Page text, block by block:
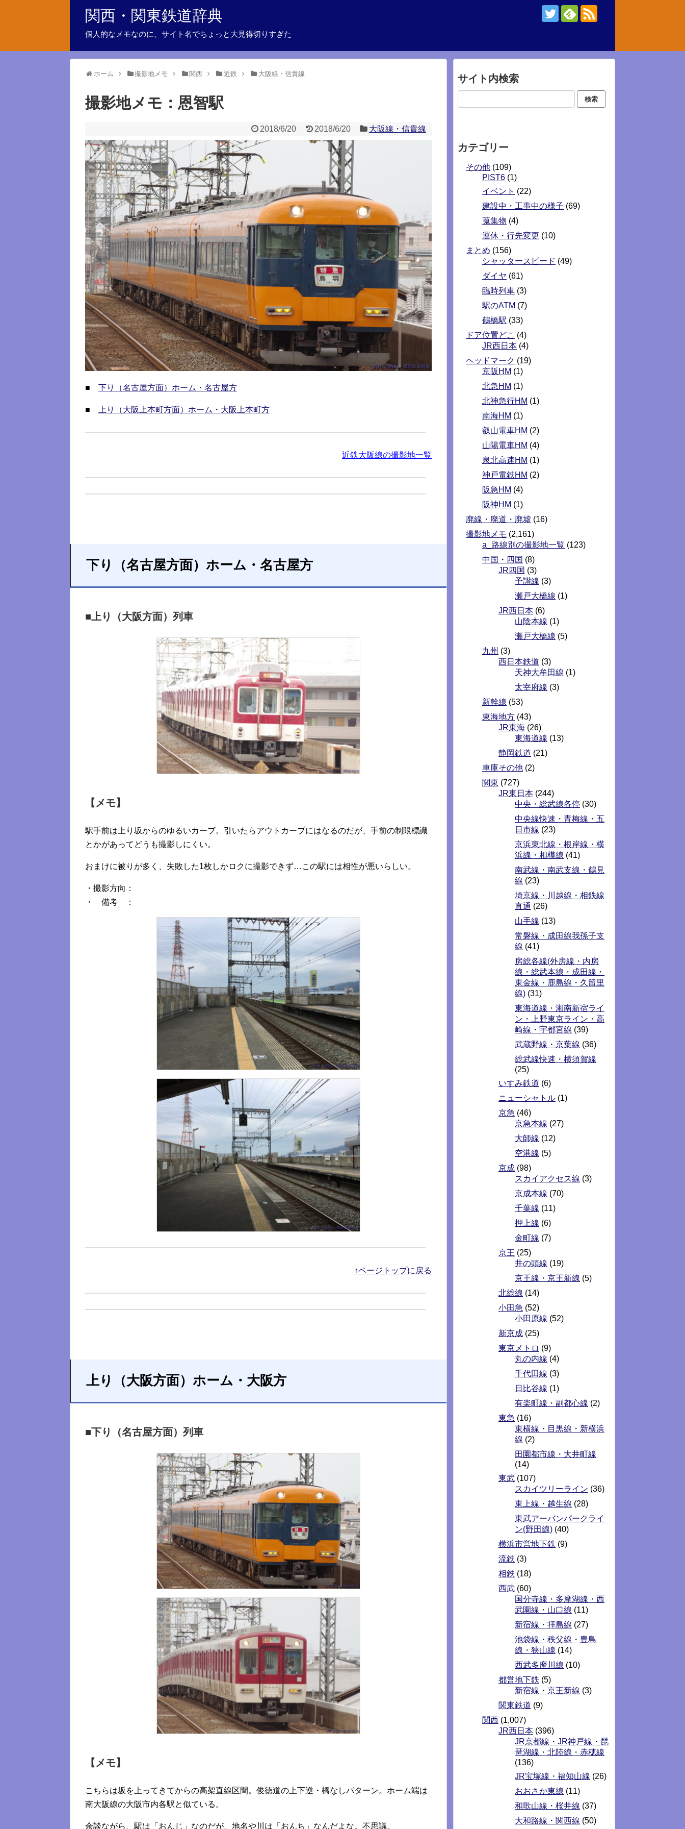
関西・関東鉄道辞典
個人的なメモなのに、サイト名でちょっと大見得切りすぎた
ホーム 撮影地メモ 関西 近鉄 大阪線・信貴線
撮影地メモ：恩智駅
2018/6/20 2018/6/20 大阪線・信貴線
■ 下り（名古屋方面）ホーム・名古屋方
■ 上り（大阪上本町方面）ホーム・大阪上本町方
近鉄大阪線の撮影地一覧
下り（名古屋方面）ホーム・名古屋方
■上り（大阪方面）列車
【メモ】
駅手前は上り坂からのゆるいカーブ。引いたらアウトカーブにはなるのだが、手前の制限標識
とかがあってどうも撮影しにくい。
おまけに被りが多く、失敗した1枚しかロクに撮影できず…この駅には相性が悪いらしい。
・撮影方向：
・ 備考 ：
↑ページトップに戻る
上り（大阪方面）ホーム・大阪方
■下り（名古屋方面）列車
【メモ】
こちらは坂を上ってきてからの高架直線区間。俊徳道の上下逆・橋なしパターン。ホーム端は
南大阪線の大阪市内各駅と似ている。
余談ながら、駅は「おんじ」なのだが、地名や川は「おんち」なんだよな。不思議。
サイト内検索
カテゴリー
その他 (109)
PIST6 (1)
イベント (22)
建設中・工事中の様子 (69)
蒐集物 (4)
運休・行先変更 (10)
まとめ (156)
シャッタースピード (49)
ダイヤ (61)
臨時列車 (3)
駅のATM (7)
鶴橋駅 (33)
ドア位置どこ (4)
JR西日本 (4)
ヘッドマーク (19)
京阪HM (1)
北急HM (1)
北神急行HM (1)
南海HM (1)
叡山電車HM (2)
山陽電車HM (4)
泉北高速HM (1)
神戸電鉄HM (2)
阪急HM (4)
阪神HM (1)
廃線・廃道・廃墟 (16)
撮影地メモ (2,161)
a_路線別の撮影地一覧 (123)
中国・四国 (8)
JR四国 (3)
予讃線 (3)
瀬戸大橋線 (1)
JR西日本 (6)
山陰本線 (1)
瀬戸大橋線 (5)
九州 (3)
西日本鉄道 (3)
天神大牟田線 (1)
太宰府線 (3)
新幹線 (53)
東海地方 (43)
JR東海 (26)
東海道線 (13)
静岡鉄道 (21)
車庫その他 (2)
関東 (727)
JR東日本 (244)
中央・総武線各停 (30)
中央線快速・青梅線・五
日市線 (23)
京浜東北線・根岸線・横
浜線・相模線 (41)
南武線・南武支線・鶴見
線 (23)
埼京線・川越線・相鉄線
直通 (26)
山手線 (13)
常磐線・成田線我孫子支
線 (41)
房総各線(外房線・内房
線・総武本線・成田線・
東金線・鹿島線・久留里
線) (31)
東海道線・湘南新宿ライ
ン・上野東京ライン・高
崎線・宇都宮線 (39)
武蔵野線・京葉線 (36)
総武線快速・横須賀線
(25)
いすみ鉄道 (6)
ニューシャトル (1)
京急 (46)
京急本線 (27)
大師線 (12)
空港線 (5)
京成 (98)
スカイアクセス線 (3)
京成本線 (70)
千葉線 (11)
押上線 (6)
金町線 (7)
京王 (25)
井の頭線 (19)
京王線・京王新線 (5)
北総線 (14)
小田急 (52)
小田原線 (52)
新京成 (25)
東京メトロ (9)
丸の内線 (4)
千代田線 (3)
日比谷線 (1)
有楽町線・副都心線 (2)
東急 (16)
東横線・目黒線・新横浜
線 (2)
田園都市線・大井町線
(14)
東武 (107)
スカイツリーライン (36)
東上線・越生線 (28)
東武アーバンパークライ
ン(野田線) (40)
横浜市営地下鉄 (9)
流鉄 (3)
相鉄 (18)
西武 (60)
国分寺線・多摩湖線・西
武園線・山口線 (11)
新宿線・拝島線 (27)
池袋線・秩父線・豊島
線・狭山線 (14)
西武多摩川線 (10)
都営地下鉄 (5)
新宿線・京王新線 (3)
関東鉄道 (9)
関西 (1,007)
JR西日本 (396)
JR京都線・JR神戸線・琵
琶湖線・北陸線・赤穂線
(136)
JR宝塚線・福知山線 (26)
おおさか東線 (11)
和歌山線・桜井線 (37)
大和路線・関西線 (50)